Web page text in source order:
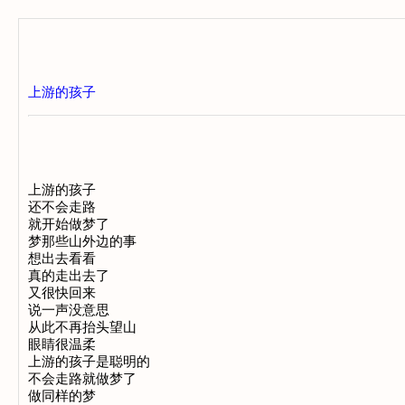
上游的孩子
上游的孩子
还不会走路
就开始做梦了
梦那些山外边的事
想出去看看
真的走出去了
又很快回来
说一声没意思
从此不再抬头望山
眼睛很温柔
上游的孩子是聪明的
不会走路就做梦了
做同样的梦